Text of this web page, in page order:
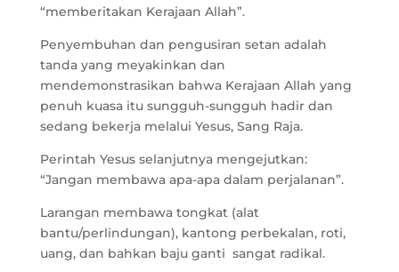
“memberitakan Kerajaan Allah”.
Penyembuhan dan pengusiran setan adalah
tanda yang meyakinkan dan
mendemonstrasikan bahwa Kerajaan Allah yang
penuh kuasa itu sungguh-sungguh hadir dan
sedang bekerja melalui Yesus, Sang Raja.
Perintah Yesus selanjutnya mengejutkan:
“Jangan membawa apa-apa dalam perjalanan”.
Larangan membawa tongkat (alat
bantu/perlindungan), kantong perbekalan, roti,
uang, dan bahkan baju ganti sangat radikal.